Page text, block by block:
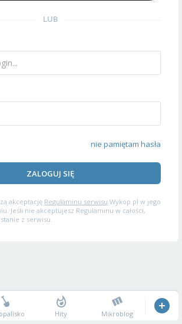
LUB
nie pamiętam hasła
ZALOGUJ SIĘ
akceptację Regulaminu serwisu Wykop.pl w jego
Jeśli nie akceptujesz Regulaminu w całości,
z serwisu.
Hity Mikroblog